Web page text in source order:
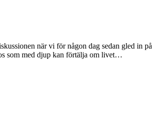
när vi för någon dag sedan gled in
som med djup kan förtälja om livet…